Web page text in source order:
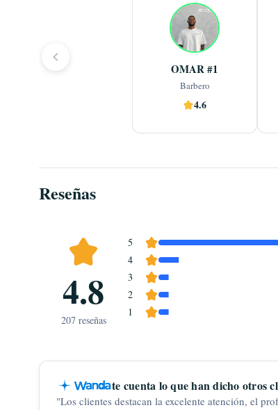
OMAR #1
Barbero
4.6
Barbero
Barbero profesional con
experiencia en la prestación de
servicios de barbería masculina,
destacándose por el dominio de
cortes clásicos y
...
Reseñas
4.8
207 reseñas
5
4
3
2
1
te cuenta lo que han dicho otros
"Los clientes destacan la excelente atención, el